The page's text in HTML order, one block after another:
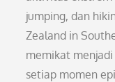
jumping, dan
Zealand in
memikat
setiap momen